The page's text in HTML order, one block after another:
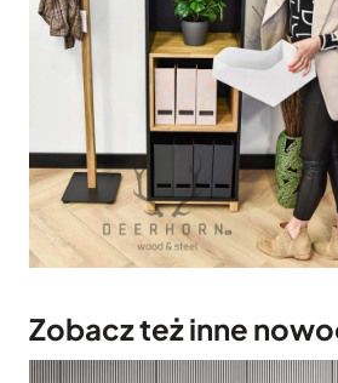
Zobacz też inne